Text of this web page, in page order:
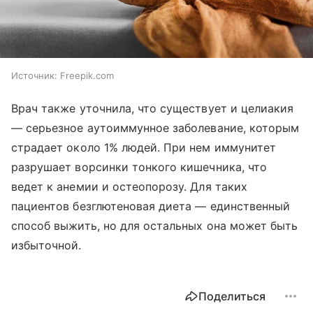
Источник: Freepik.com
Врач также уточнила, что существует и целиакия
— серьезное аутоиммунное заболевание, которым
страдает около 1% людей. При нем иммунитет
разрушает ворсинки тонкого кишечника, что
ведет к анемии и остеопорозу. Для таких
пациентов безглютеновая диета — единственный
способ выжить, но для остальных она может быть
избыточной.
Поделиться